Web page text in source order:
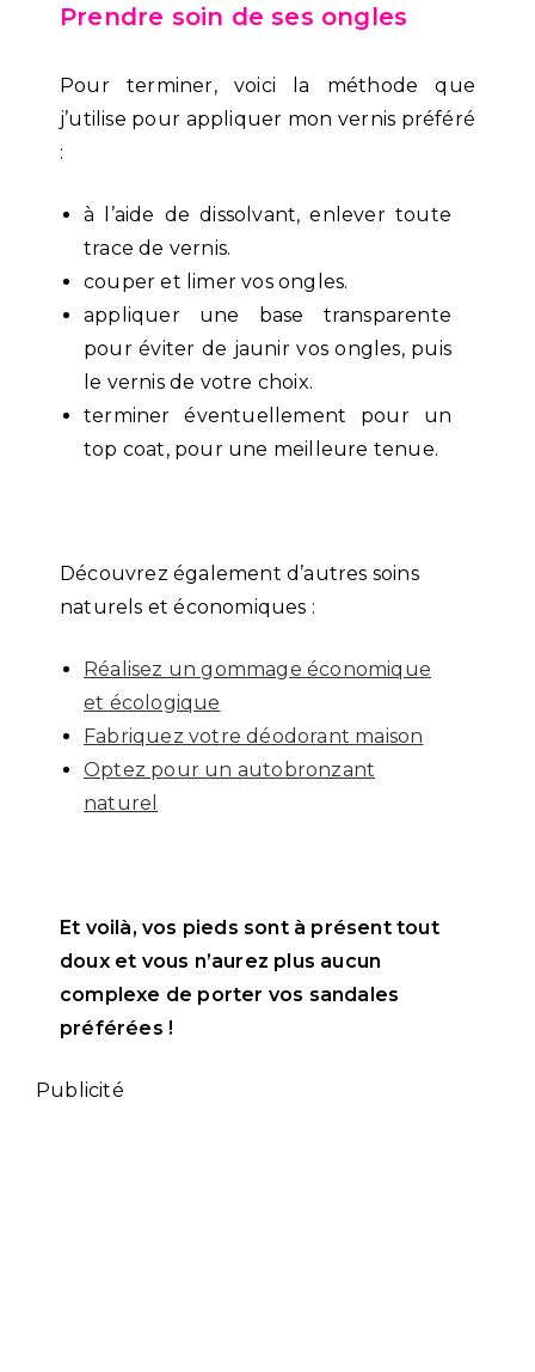
Prendre soin de ses ongles
Pour terminer, voici la méthode que
j’utilise pour appliquer mon vernis préféré
:
à l’aide de dissolvant, enlever toute
trace de vernis.
couper et limer vos ongles.
appliquer une base transparente
pour éviter de jaunir vos ongles, puis
le vernis de votre choix.
terminer éventuellement pour un
top coat, pour une meilleure tenue.
Découvrez également d’autres soins
naturels et économiques :
Réalisez un gommage économique
et écologique
Fabriquez votre déodorant maison
Optez pour un autobronzant
naturel
Et voilà, vos pieds sont à présent tout
doux et vous n’aurez plus aucun
complexe de porter vos sandales
préférées !
Publicité